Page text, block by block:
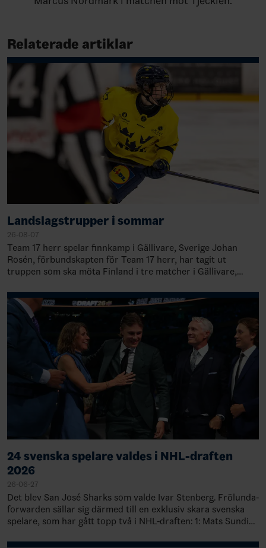
Relaterade artiklar
Landslagstrupper i sommar
26-08-07
Team 17 herr spelar finnkamp i Gällivare, Sverige Johan
Rosén, förbundskapten för Team 17 herr, har tagit ut
truppen som ska möta Finland i tre matcher i Gällivare,
24 svenska spelare valdes i NHL-draften
2026
26-06-27
Det blev San José Sharks som valde Ivar Stenberg. Frölunda-
forwarden sällar sig därmed till en exklusiv skara svenska
spelare, som har gått topp två i NHL-draften: 1: Mats Sundin,